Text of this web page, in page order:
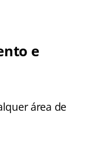
e
área de